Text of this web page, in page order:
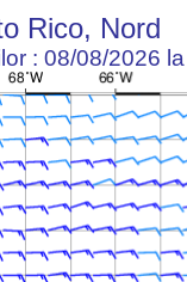
Rico, Nord
: 08/08/2026